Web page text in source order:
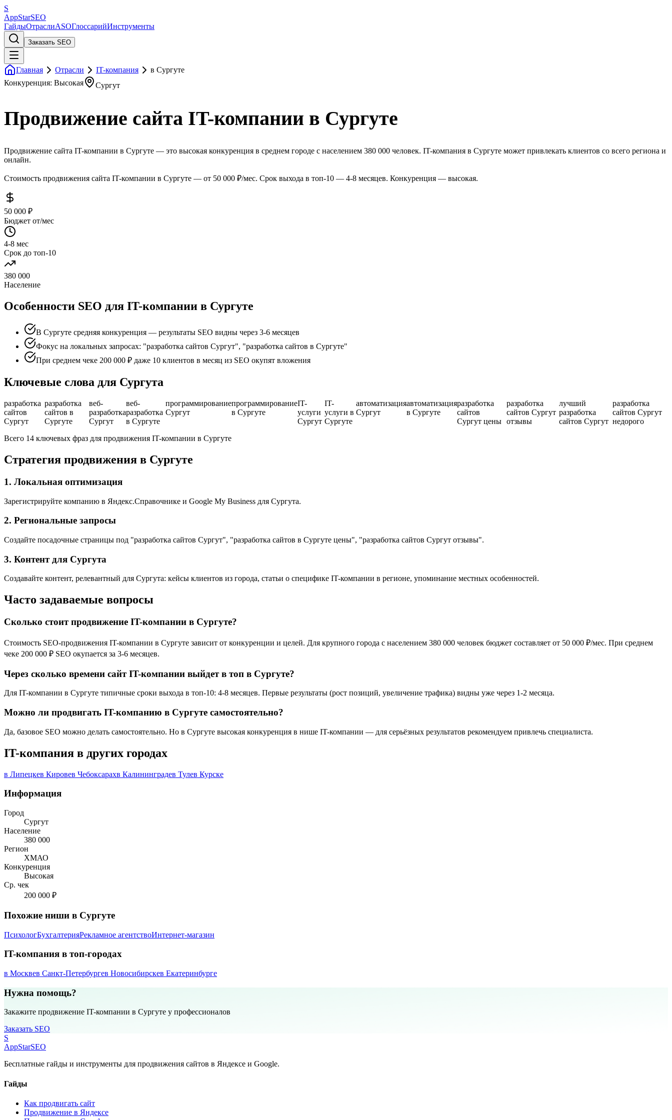
S
AppStarSEO
ГайдыОтраслиASOГлоссарийИнструменты
Заказать SEO
Главная Отрасли IT-компания
в Сургуте
Конкуренция: Высокая
Сургут
Продвижение сайта IT-компании в Сургуте
Продвижение сайта IT-компании в Сургуте — это высокая конкуренция в среднем городе с населением 380 000 человек. IT-компания в Сургуте может привлекать клиентов со всего региона и
онлайн.
Стоимость продвижения сайта IT-компании в Сургуте — от 50 000 ₽/мес. Срок выхода в топ-10 — 4-8 месяцев. Конкуренция — высокая.
50 000 ₽
Бюджет от/мес
4-8 мес
Срок до топ-10
380 000
Население
Особенности SEO для IT-компании в Сургуте
В Сургуте средняя конкуренция — результаты SEO видны через 3-6 месяцев
Фокус на локальных запросах: "разработка сайтов Сургут", "разработка сайтов в Сургуте"
При среднем чеке 200 000 ₽ даже 10 клиентов в месяц из SEO окупят вложения
Ключевые слова для Сургута
разработка
сайтов
Сургут
разработка
сайтов в
Сургуте
веб-
разработка
Сургут
веб-
разработка
в Сургуте
программирование
Сургут
программирование
в Сургуте
IT-
услуги
Сургут
IT-
услуги в
Сургуте
автоматизация
Сургут
автоматизация
в Сургуте
разработка
сайтов
Сургут цены
разработка
сайтов Сургут
отзывы
лучший
разработка
сайтов Сургут
разработка
сайтов Сургут
недорого
Всего 14 ключевых фраз для продвижения IT-компании в Сургуте
Стратегия продвижения в Сургуте
1. Локальная оптимизация
Зарегистрируйте компанию в Яндекс.Справочнике и Google My Business для Сургута.
2. Региональные запросы
Создайте посадочные страницы под "разработка сайтов Сургут", "разработка сайтов в Сургуте цены", "разработка сайтов Сургут отзывы".
3. Контент для Сургута
Создавайте контент, релевантный для Сургута: кейсы клиентов из города, статьи о специфике IT-компании в регионе, упоминание местных особенностей.
Часто задаваемые вопросы
Сколько стоит продвижение IT-компании в Сургуте?
Стоимость SEO-продвижения IT-компании в Сургуте зависит от конкуренции и целей. Для крупного города с населением 380 000 человек бюджет составляет от 50 000 ₽/мес. При среднем
чеке 200 000 ₽ SEO окупается за 3-6 месяцев.
Через сколько времени сайт IT-компании выйдет в топ в Сургуте?
Для IT-компании в Сургуте типичные сроки выхода в топ-10: 4-8 месяцев. Первые результаты (рост позиций, увеличение трафика) видны уже через 1-2 месяца.
Можно ли продвигать IT-компанию в Сургуте самостоятельно?
Да, базовое SEO можно делать самостоятельно. Но в Сургуте высокая конкуренция в нише IT-компании — для серьёзных результатов рекомендуем привлечь специалиста.
IT-компания в других городах
в Липецкев Кировев Чебоксарахв Калининградев Тулев Курске
Информация
Город
Сургут
Население
380 000
Регион
ХМАО
Конкуренция
Высокая
Ср. чек
200 000 ₽
Похожие ниши в Сургуте
ПсихологБухгалтерияРекламное агентствоИнтернет-магазин
IT-компания в топ-городах
в Москвев Санкт-Петербургев Новосибирскев Екатеринбурге
Нужна помощь?
Закажите продвижение IT-компании в Сургуте у профессионалов
Заказать SEO
S
AppStarSEO
Бесплатные гайды и инструменты для продвижения сайтов в Яндексе и Google.
Гайды
Как продвигать сайт
Продвижение в Яндексе